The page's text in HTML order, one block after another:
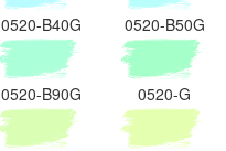
0520-B40G 0520-B50G
0520-B90G 0520-G